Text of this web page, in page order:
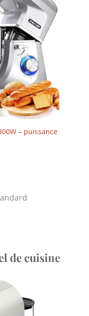
– puissance
de cuisine